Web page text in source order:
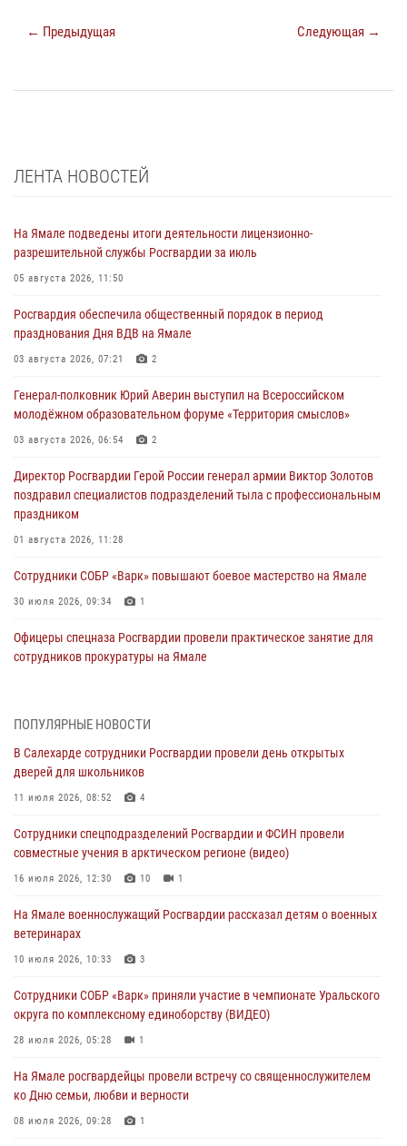
← Предыдущая Следующая →
ЛЕНТА НОВОСТЕЙ
На Ямале подведены итоги деятельности лицензионно-
разрешительной службы Росгвардии за июль
05 августа 2026, 11:50
Росгвардия обеспечила общественный порядок в период
празднования Дня ВДВ на Ямале
03 августа 2026, 07:21 2
Генерал-полковник Юрий Аверин выступил на Всероссийском
молодёжном образовательном форуме «Территория смыслов»
03 августа 2026, 06:54 2
Директор Росгвардии Герой России генерал армии Виктор Золотов
поздравил специалистов подразделений тыла с профессиональным
праздником
01 августа 2026, 11:28
Сотрудники СОБР «Варк» повышают боевое мастерство на Ямале
30 июля 2026, 09:34 1
Офицеры спецназа Росгвардии провели практическое занятие для
сотрудников прокуратуры на Ямале
В Уральском округе Росгвардии состоялось заседание
29 июля 2026, 10:39
Сотрудники СОБР «Варк» приняли участие в чемпионате Уральского
28 июля 2026, 05:28 1
На Полярном круге Росгвардия обеспечила безопасность турнира
Акция «Каникулы с Росгвардией» продолжается на Ямале
ПОПУЛЯРНЫЕ НОВОСТИ
В Салехарде сотрудники Росгвардии провели день открытых
дверей для школьников
11 июля 2026, 08:52 4
Сотрудники спецподразделений Росгвардии и ФСИН провели
совместные учения в арктическом регионе (видео)
16 июля 2026, 12:30 10 1
На Ямале военнослужащий Росгвардии рассказал детям о военных
ветеринарах
10 июля 2026, 10:33 3
Сотрудники СОБР «Варк» приняли участие в чемпионате Уральского
округа по комплексному единоборству (ВИДЕО)
28 июля 2026, 05:28 1
На Ямале росгвардейцы провели встречу со священнослужителем
ко Дню семьи, любви и верности
08 июля 2026, 09:28 1